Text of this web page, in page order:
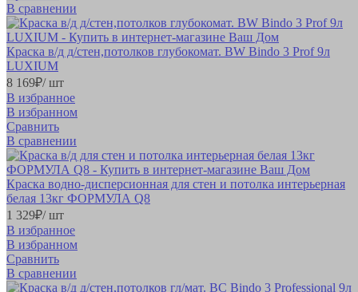
В сравнении
Краска в/д д/стен,потолков глубокомат. BW Bindo 3 Prof 9л
LUXIUM
8 169₽/ шт
В избранное
В избранном
Сравнить
В сравнении
Краска водно-дисперсионная для стен и потолка интерьерная
белая 13кг ФОРМУЛА Q8
1 329₽/ шт
В избранное
В избранном
Сравнить
В сравнении